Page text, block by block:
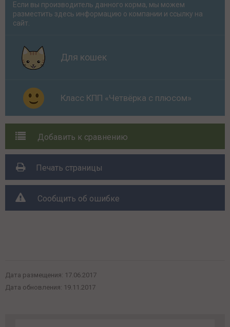
Если вы производитель данного корма, мы можем
разместить здесь информацию о компании и ссылку на
сайт.
Для кошек
Класс КПП «Четвёрка с плюсом»
Добавить к сравнению
Печать страницы
Сообщить об ошибке
Дата размещения: 17.06.2017
Дата обновления: 19.11.2017